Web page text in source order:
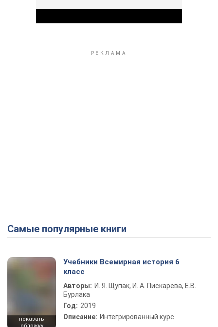
Самые популярные книги
показать
Учебники Всемирная история 6
класс
Авторы: И. Я. Щупак, И. А. Пискарева, Е.В.
Бурлака
Год: 2019
Описание: Интегрированный курс